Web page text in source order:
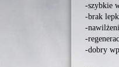
-szybkie
-brak
-
-
-dobry